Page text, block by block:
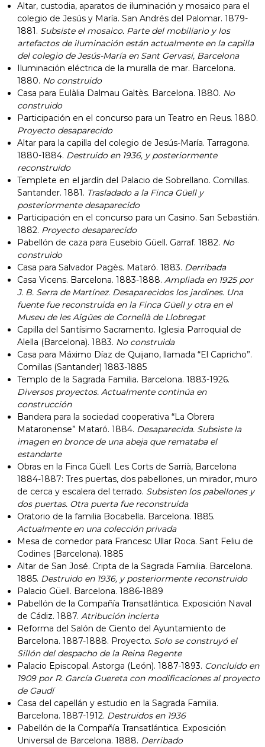
Altar, custodia, aparatos de iluminación y mosaico para el
colegio de Jesús y María. San Andrés del Palomar. 1879-
1881. Subsiste el mosaico. Parte del mobiliario y los
artefactos de iluminación están actualmente en la capilla
del colegio de Jesús-María en Sant Gervasi, Barcelona
Iluminación eléctrica de la muralla de mar. Barcelona.
1880. No construido
Casa para Eulàlia Dalmau Galtès. Barcelona. 1880. No
construido
Participación en el concurso para un Teatro en Reus. 1880.
Proyecto desaparecido
Altar para la capilla del colegio de Jesús-María. Tarragona.
1880-1884. Destruido en 1936, y posteriormente
reconstruido
Templete en el jardín del Palacio de Sobrellano. Comillas.
Santander. 1881. Trasladado a la Finca Güell y
posteriormente desaparecido
Participación en el concurso para un Casino. San Sebastián.
1882. Proyecto desaparecido
Pabellón de caza para Eusebio Güell. Garraf. 1882. No
construido
Casa para Salvador Pagès. Mataró. 1883. Derribada
Casa Vicens. Barcelona. 1883-1888. Ampliada en 1925 por
J. B. Serra de Martínez. Desaparecidos los jardines. Una
fuente fue reconstruida en la Finca Güell y otra en el
Museu de les Aigües de Cornellà de Llobregat
Capilla del Santísimo Sacramento. Iglesia Parroquial de
Alella (Barcelona). 1883. No construida
Casa para Máximo Díaz de Quijano, llamada “El Capricho”.
Comillas (Santander) 1883-1885
Templo de la Sagrada Familia. Barcelona. 1883-1926.
Diversos proyectos. Actualmente continúa en
construcción
Bandera para la sociedad cooperativa “La Obrera
Mataronense” Mataró. 1884. Desaparecida. Subsiste la
imagen en bronce de una abeja que remataba el
estandarte
Obras en la Finca Güell. Les Corts de Sarrià, Barcelona
1884-1887: Tres puertas, dos pabellones, un mirador, muro
de cerca y escalera del terrado. Subsisten los pabellones y
dos puertas. Otra puerta fue reconstruida
Oratorio de la familia Bocabella. Barcelona. 1885.
Actualmente en una colección privada
Mesa de comedor para Francesc Ullar Roca. Sant Feliu de
Codines (Barcelona). 1885
Altar de San José. Cripta de la Sagrada Familia. Barcelona.
1885. Destruido en 1936, y posteriormente reconstruido
Palacio Güell. Barcelona. 1886-1889
Pabellón de la Compañía Transatlántica. Exposición Naval
de Cádiz. 1887. Atribución incierta
Reforma del Salón de Ciento del Ayuntamiento de
Barcelona. 1887-1888. Proyecto. Solo se construyó el
Sillón del despacho de la Reina Regente
Palacio Episcopal. Astorga (León). 1887-1893. Concluido en
1909 por R. García Guereta con modificaciones al proyecto
de Gaudí
Casa del capellán y estudio en la Sagrada Familia.
Barcelona. 1887-1912. Destruidos en 1936
Pabellón de la Compañía Transatlántica. Exposición
Universal de Barcelona. 1888. Derribado